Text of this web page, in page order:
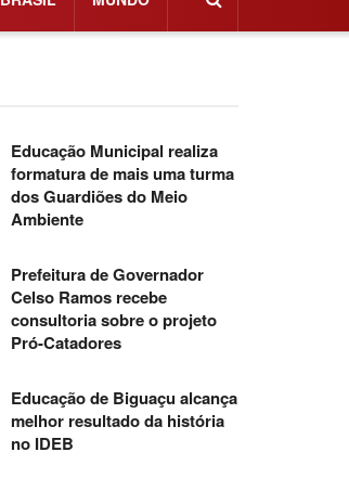
Educação Municipal realiza
formatura de mais uma turma
dos Guardiões do Meio
Ambiente
Prefeitura de Governador
Celso Ramos recebe
consultoria sobre o projeto
Pró-Catadores
Educação de Biguaçu alcança
melhor resultado da história
no IDEB